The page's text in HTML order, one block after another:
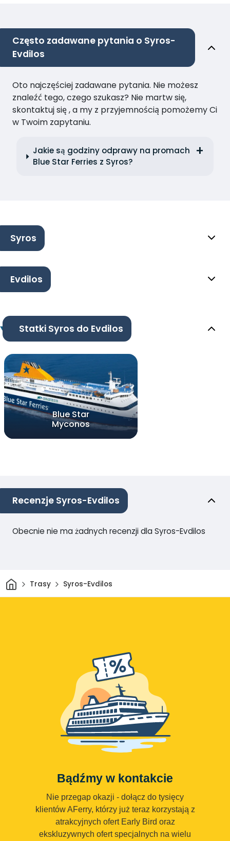
Często zadawane pytania o Syros-
Evdilos
Oto najczęściej zadawane pytania. Nie możesz
znaleźć tego, czego szukasz? Nie martw się,
skontaktuj się , a my z przyjemnością pomożemy Ci
w Twoim zapytaniu.
Jakie są godziny odprawy na promach
Blue Star Ferries z Syros?
Syros
Evdilos
Statki Syros do Evdilos
Blue Star
Myconos
Recenzje Syros-Evdilos
Obecnie nie ma żadnych recenzji dla Syros-Evdilos
DomTrasy Syros-Evdilos
Bądźmy w kontakcie
Nie przegap okazji - dołącz do tysięcy
klientów AFerry, którzy już teraz korzystają z
atrakcyjnych ofert Early Bird oraz
ekskluzywnych ofert specjalnych na wielu